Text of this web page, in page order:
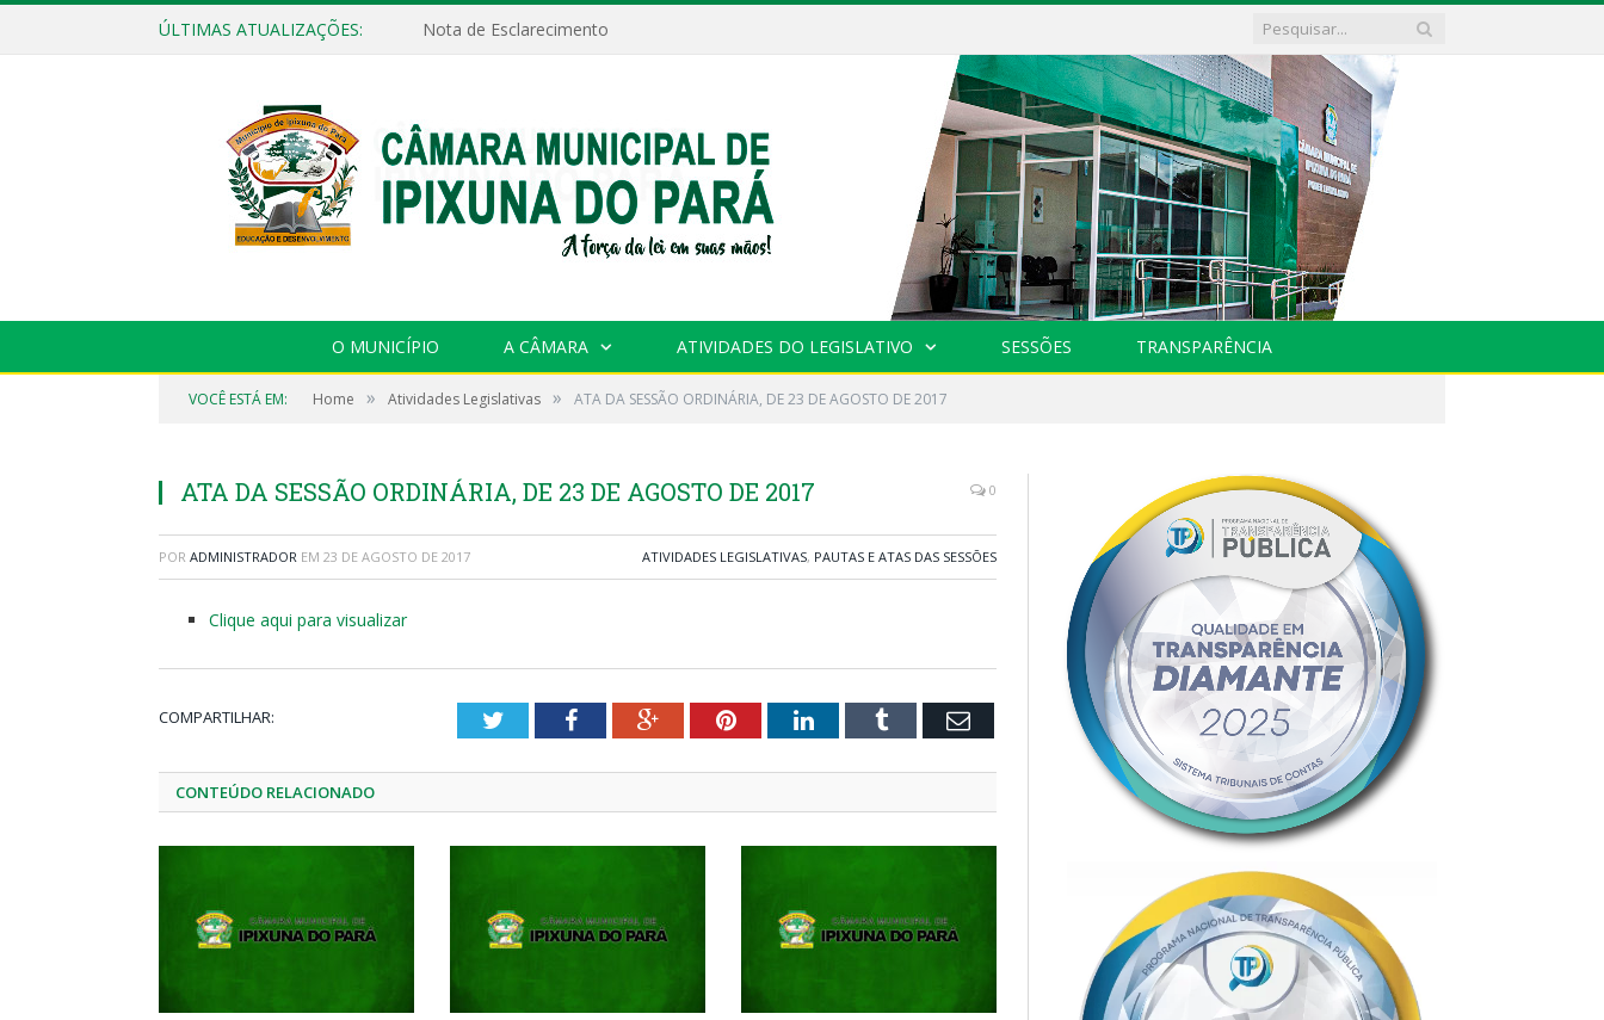
ÚLTIMAS ATUALIZAÇÕES: Nota de Esclarecimento
O MUNICÍPIO A CÂMARA ATIVIDADES DO LEGISLATIVO SESSÕES TRANSPARÊNCIA
VOCÊ ESTÁ EM: Home » Atividades Legislativas » ATA DA SESSÃO ORDINÁRIA, DE 23 DE AGOSTO DE 2017
ATA DA SESSÃO ORDINÁRIA, DE 23 DE AGOSTO DE 2017 0
POR ADMINISTRADOR EM 23 DE AGOSTO DE 2017 ATIVIDADES LEGISLATIVAS, PAUTAS E ATAS DAS SESSÕES
Clique aqui para visualizar
COMPARTILHAR: TwitterFacebookGoogle+PinterestLinkedInTumblr Email
CONTEÚDO RELACIONADO